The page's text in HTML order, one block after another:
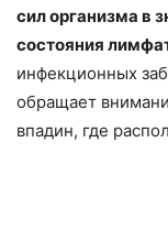
сил организма в
состояния
инфекционных
обращает
впадин, где